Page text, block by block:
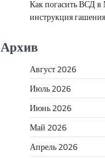
Как погасить ВСД
инструкция
Архив
Август 2026
Июль 2026
Июнь 2026
Май 2026
Апрель 2026